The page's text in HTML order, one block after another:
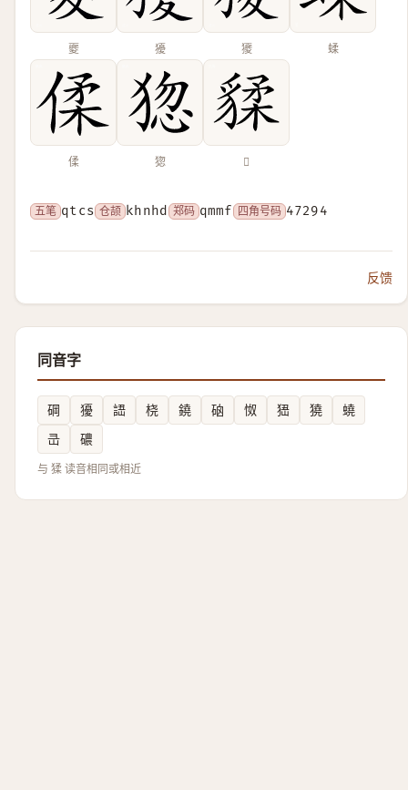
夒 獶 獿 蝚
㑱 㺀 𧳨
五笔 qtcs 仓颉 khnhd 郑码 qmmf 四角号码 47294
反馈
同音字
碙 獶 䛝 桡 鐃 硇 怓 峱 獟
蟯
㞪
䃩
与 猱 读音相同或相近